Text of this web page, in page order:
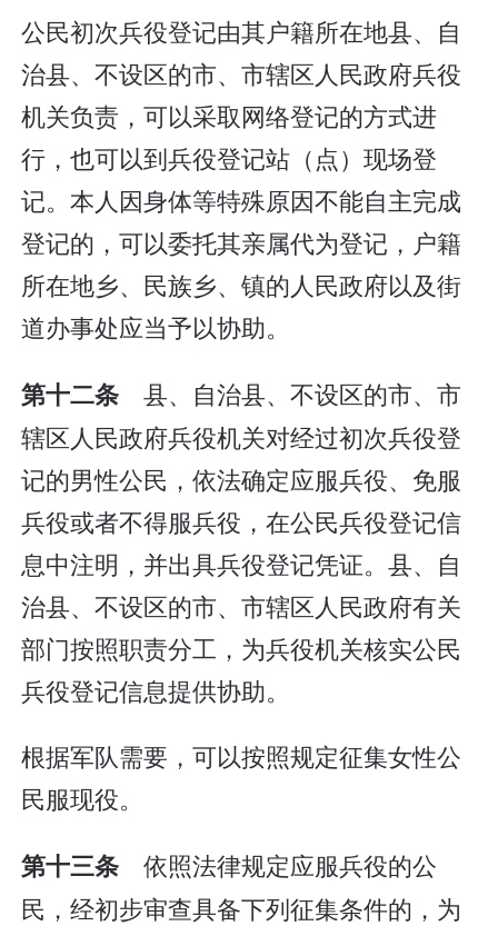
公民初次兵役登记由其户籍所在地县、自
治县、不设区的市、市辖区人民政府兵役
机关负责，可以采取网络登记的方式进
行，也可以到兵役登记站（点）现场登
记。本人因身体等特殊原因不能自主完成
登记的，可以委托其亲属代为登记，户籍
所在地乡、民族乡、镇的人民政府以及街
道办事处应当予以协助。
第十二条 县、自治县、不设区的市、市
辖区人民政府兵役机关对经过初次兵役登
记的男性公民，依法确定应服兵役、免服
兵役或者不得服兵役，在公民兵役登记信
息中注明，并出具兵役登记凭证。县、自
治县、不设区的市、市辖区人民政府有关
部门按照职责分工，为兵役机关核实公民
兵役登记信息提供协助。
根据军队需要，可以按照规定征集女性公
民服现役。
第十三条 依照法律规定应服兵役的公
民，经初步审查具备下列征集条件的，为